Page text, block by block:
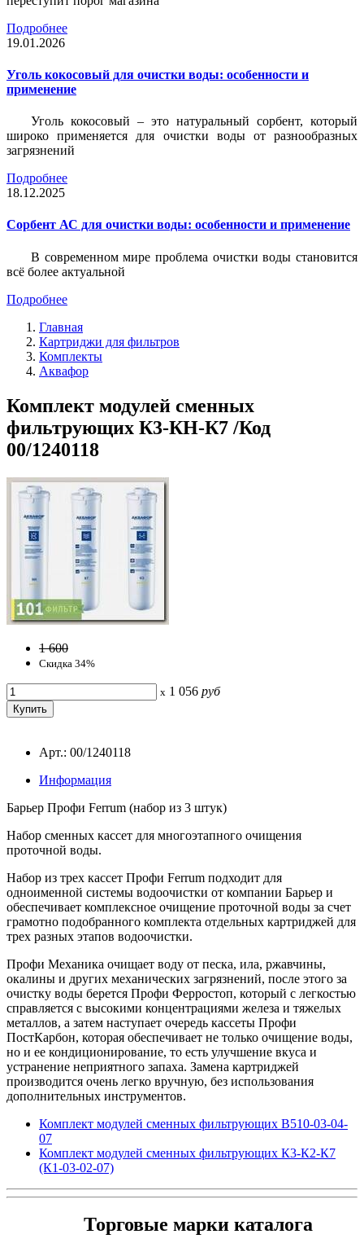
Подробнее
19.01.2026
Уголь кокосовый для очистки воды: особенности и
применение
Уголь кокосовый – это натуральный сорбент, который
широко применяется для очистки воды от разнообразных
загрязнений
Подробнее
18.12.2025
Сорбент АС для очистки воды: особенности и применение
В современном мире проблема очистки воды становится
всё более актуальной
Подробнее
Главная
Картриджи для фильтров
Комплекты
Аквафор
Комплект модулей сменных
фильтрующих К3-КН-К7 /Код
00/1240118
1 600
Скидка 34%
x 1 056 руб
Арт.: 00/1240118
Информация
Барьер Профи Ferrum (набор из 3 штук)
Набор сменных кассет для многоэтапного очищения
проточной воды.
Набор из трех кассет Профи Ferrum подходит для
одноименной системы водоочистки от компании Барьер и
обеспечивает комплексное очищение проточной воды за счет
грамотно подобранного комплекта отдельных картриджей для
трех разных этапов водоочистки.
Профи Механика очищает воду от песка, ила, ржавчины,
окалины и других механических загрязнений, после этого за
очистку воды берется Профи Ферростоп, который с легкостью
справляется с высокими концентрациями железа и тяжелых
металлов, а затем наступает очередь кассеты Профи
ПостКарбон, которая обеспечивает не только очищение воды,
но и ее кондиционирование, то есть улучшение вкуса и
устранение неприятного запаха. Замена картриджей
производится очень легко вручную, без использования
дополнительных инструментов.
Комплект модулей сменных фильтрующих В510-03-04-
07
Комплект модулей сменных фильтрующих К3-К2-К7
(К1-03-02-07)
Торговые марки каталога